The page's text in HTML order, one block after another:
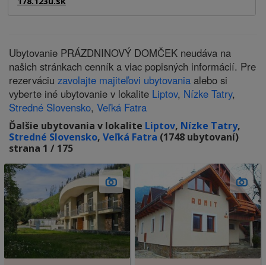
Ubytovanie PRÁZDNINOVÝ DOMČEK neudáva na
našich stránkach cenník a viac popisných informácií. Pre
rezerváciu zavolajte majiteľovi ubytovania alebo si
vyberte iné ubytovanie v lokalite Liptov, Nízke Tatry,
Stredné Slovensko, Veľká Fatra
Ďalšie ubytovania v lokalite Liptov, Nízke Tatry,
Stredné Slovensko, Veľká Fatra (1748 ubytovaní)
strana 1 / 175